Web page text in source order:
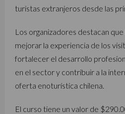
turistas extranjeros desde las
Los organizadores destacan
mejorar la experiencia de los
fortalecer el desarrollo
en el sector y contribuir a la
oferta enoturística chilena.
El curso tiene un valor de